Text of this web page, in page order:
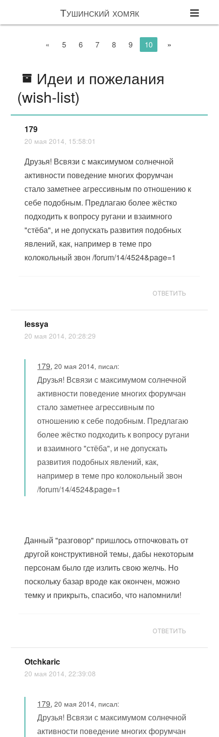
Тушинский хомяк
« 5 6 7 8 9 10 »
Идеи и пожелания
(wish-list)
179
20 мая 2014, 15:58:01
Друзья! Всвязи с максимумом солнечной
активности поведение многих форумчан
стало заметнее агрессивным по отношению к
себе подобным. Предлагаю более жёстко
подходить к вопросу ругани и взаимного
"стёба", и не допускать развития подобных
явлений, как, например в теме про
колокольный звон /forum/14/4524&page=1
ОТВЕТИТЬ
lessya
20 мая 2014, 20:28:29
179,20 мая 2014, писал:
Друзья! Всвязи с максимумом солнечной
активности поведение многих форумчан
стало заметнее агрессивным по
отношению к себе подобным. Предлагаю
более жёстко подходить к вопросу ругани
и взаимного "стёба", и не допускать
развития подобных явлений, как,
например в теме про колокольный звон
/forum/14/4524&page=1
Данный "разговор" пришлось отпочковать от
другой конструктивной темы, дабы некоторым
персонам было где излить свою желчь. Но
поскольку базар вроде как окончен, можно
темку и прикрыть, спасибо, что напомнили!
ОТВЕТИТЬ
Otchkaric
20 мая 2014, 22:39:08
179,20 мая 2014, писал:
Друзья! Всвязи с максимумом солнечной
активности поведение многих форумчан